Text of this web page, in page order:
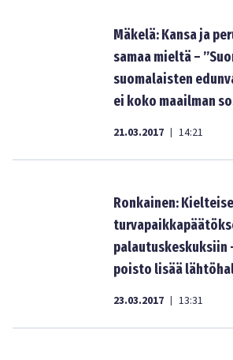
Mäkelä: Kansa ja
samaa mieltä –
suomalaisten
ei koko maailman
21.03.2017 | 14:21
Ronkainen:
palautuskeskuksiin
poisto lisää
23.03.2017 | 13:31